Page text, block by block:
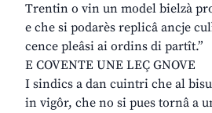
Trentin o vin un model bielzà
e che si podarès replicâ ancje
cence pleâsi ai ordins di partît.”
E COVENTE UNE LEÇ GNOVE
I sindics a dan cuintri che al
in vigôr, che no si pues tornâ a